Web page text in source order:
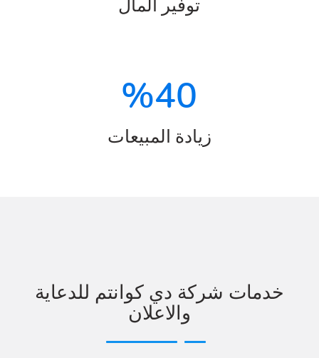
توفير المال
40
%
زيادة المبيعات
خدمات شركة دي كوانتم للدعاية
والاعلان